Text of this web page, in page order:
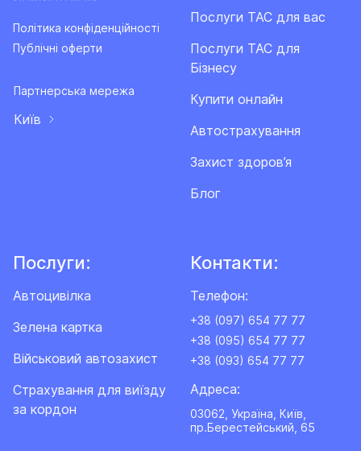
Політика конфіденційності
Публічні оферти
Партнерська мережа
Київ
Послуги ТАС для вас
Послуги ТАС для
Бізнесу
Купити онлайн
Автострахування
Захист здоров’я
Блог
Послуги:
Автоцивілка
Зелена картка
Військовий автозахист
Cтрахування для виїзду
за кордон
Контакти:
Телефон:
+38 (097) 654 77 77
+38 (095) 654 77 77
+38 (093) 654 77 77
Адреса:
03062, Україна, Київ,
пр.Берестейський, 65